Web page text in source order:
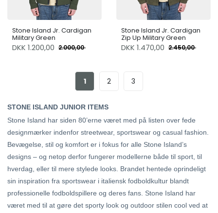
Stone Island Jr. Cardigan
Military Green
DKK 1.200,00 2.000,00
Stone Island Jr. Cardigan
Zip Up Military Green
DKK 1.470,00 2.450,00
1 2 3
STONE ISLAND JUNIOR ITEMS
Stone Island har siden 80’erne været med på listen over fede
designmærker indenfor streetwear, sportswear og casual fashion.
Bevægelse, stil og komfort er i fokus for alle Stone Island’s
designs – og netop derfor fungerer modellerne både til sport, til
hverdag, eller til mere stylede looks. Brandet hentede oprindeligt
sin inspiration fra sportswear i italiensk fodboldkultur blandt
professionelle fodboldspillere og deres fans. Stone Island har
været med til at gøre det sporty look og outdoor stilen cool ved at